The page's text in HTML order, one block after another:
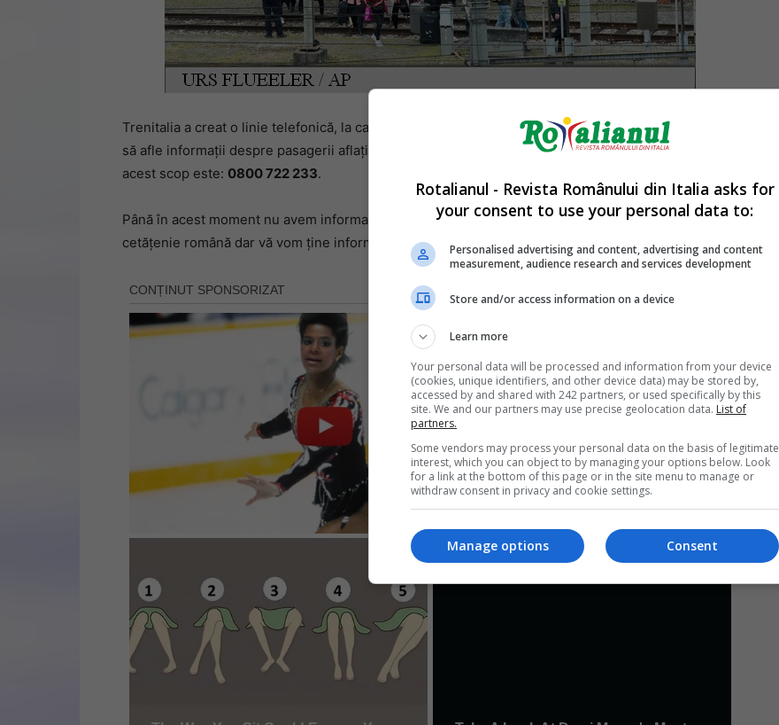
Trenitalia a creat o linie telefonică, la care se poate apela din Italia, pentru persoanele care doresc
să afle informații despre pasagerii aflați la bordul trenului deraiat. Numărul de telefon dedicat în
acest scop este: 0800 722 233.
Până în acest moment nu avem informații că în trenul deraiat la Lucerna s-ar fi aflat persoane de
cetățenie română dar vă vom ține informați.
Rotalianul - Revista Românului din Italia asks for
your consent to use your personal data to:
Personalised advertising and content, advertising and content
measurement, audience research and services development
Store and/or access information on a device
Learn more
Your personal data will be processed and information from your device
(cookies, unique identifiers, and other device data) may be stored by,
accessed by and shared with 242 partners, or used specifically by this
site. We and our partners may use precise geolocation data. List of
partners.
Some vendors may process your personal data on the basis of legitimate
interest, which you can object to by managing your options below. Look
for a link at the bottom of this page or in the site menu to manage or
withdraw consent in privacy and cookie settings.
Consent
Manage options